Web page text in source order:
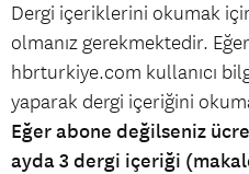
Dergi içeriklerini okumak
olmanız gerekmektedir.
hbrturkiye.com kullanıcı
yaparak dergi içeriğini
Eğer abone değilseniz
ayda 3 dergi içeriği